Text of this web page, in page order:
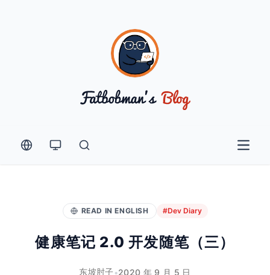
Open
READ IN ENGLISH #Dev Diary
健康笔记 2.0 开发随笔（三）
东坡肘子 •2020 年 9 月 5 日